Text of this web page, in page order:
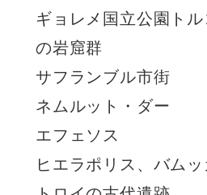
ギョレメ国立公園ト
の岩窟群
サフランブル市街
ネムルット・ダー
エフェソス
ヒエラポリス、バムッ